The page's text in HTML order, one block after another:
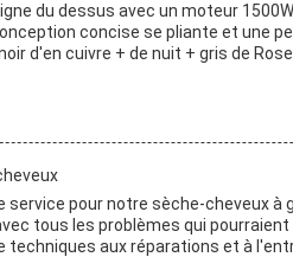
du dessus avec un moteur
concise se pliante et une
d'en cuivre + de nuit + gris de Rose
pour notre sèche-cheveux à
tous les problèmes qui
techniques aux réparations et à